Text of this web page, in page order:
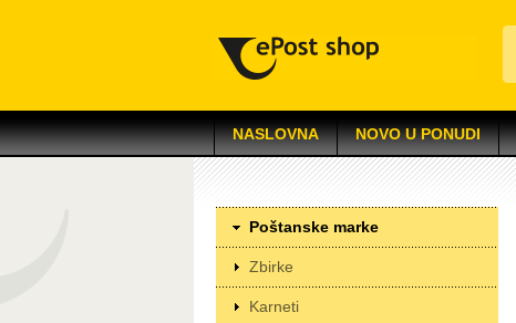
NASLOVNA NOVO U PONUDI
Poštanske marke
Zbirke
Karneti